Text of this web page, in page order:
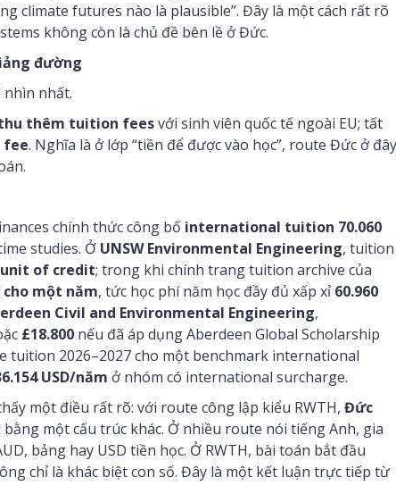
climate futures nào là plausible”. Đây là một cách rất rõ
không còn là chủ đề bên lề ở Đức.
đường
nhìn nhất.
thêm tuition feesvới sinh viên quốc tế ngoài EU; tất
fee. Nghĩa là ở lớp “tiền để được vào học”, route Đức ở đây
chính thức công bố international tuition 70.060
studies. Ở UNSW Environmental Engineering, tuition
unit of credit; trong khi chính trang tuition archive của
một năm, tức học phí năm học đầy đủ xấp xỉ 60.960
Civil and Environmental Engineering,
£18.800 nếu đã áp dụng Aberdeen Global Scholarship
tuition 2026–2027 cho một benchmark international
USD/năm ở nhóm có international surcharge.
một điều rất rõ: với route công lập kiểu RWTH, Đức
một cấu trúc khác. Ở nhiều route nói tiếng Anh, gia
bảng hay USD tiền học. Ở RWTH, bài toán bắt đầu
chỉ là khác biệt con số. Đây là một kết luận trực tiếp từ